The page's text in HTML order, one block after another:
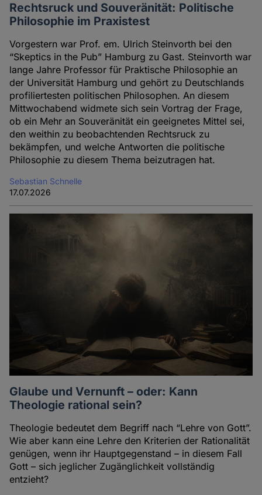
Rechtsruck und Souveränität: Politische
Philosophie im Praxistest
Vorgestern war Prof. em. Ulrich Steinvorth bei den
“Skeptics in the Pub” Hamburg zu Gast. Steinvorth war
lange Jahre Professor für Praktische Philosophie an
der Universität Hamburg und gehört zu Deutschlands
profiliertesten politischen Philosophen. An diesem
Mittwochabend widmete sich sein Vortrag der Frage,
ob ein Mehr an Souveränität ein geeignetes Mittel sei,
den weithin zu beobachtenden Rechtsruck zu
bekämpfen, und welche Antworten die politische
Philosophie zu diesem Thema beizutragen hat.
Sebastian Schnelle
17.07.2026
Glaube und Vernunft – oder: Kann
Theologie rational sein?
Theologie bedeutet dem Begriff nach “Lehre von Gott”.
Wie aber kann eine Lehre den Kriterien der Rationalität
genügen, wenn ihr Hauptgegenstand – in diesem Fall
Gott – sich jeglicher Zugänglichkeit vollständig
entzieht?